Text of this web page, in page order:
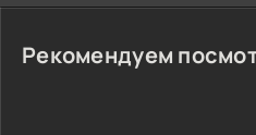
Рекомендуем